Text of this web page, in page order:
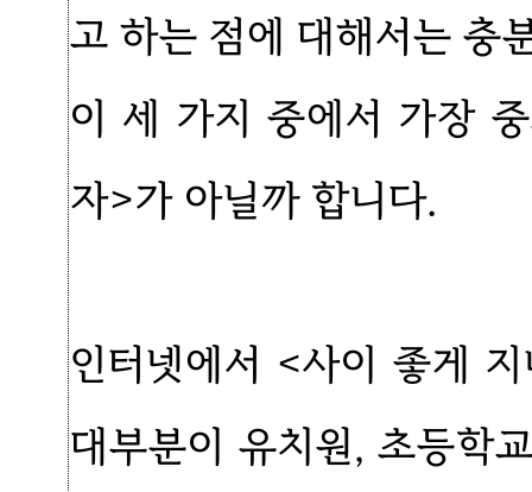
고 하는 점에 대해서는 충
이 세 가지 중에서 가장
자>가 아닐까 합니다.
인터넷에서 <사이 좋게
대부분이 유치원, 초등학